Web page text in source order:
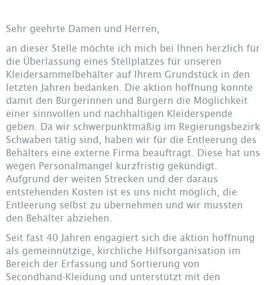
Sehr geehrte Damen und Herren,
an dieser Stelle möchte ich mich bei Ihnen herzlich für
die Überlassung eines Stellplatzes für unseren
Kleidersammelbehälter auf Ihrem Grundstück in den
letzten Jahren bedanken. Die aktion hoffnung konnte
damit den Bürgerinnen und Bürgern die Möglichkeit
einer sinnvollen und nachhaltigen Kleiderspende
geben. Da wir schwerpunktmäßig im Regierungsbezirk
Schwaben tätig sind, haben wir für die Entleerung des
Behälters eine externe Firma beauftragt. Diese hat uns
wegen Personalmangel kurzfristig gekündigt.
Aufgrund der weiten Strecken und der daraus
entstehenden Kosten ist es uns nicht möglich, die
Entleerung selbst zu übernehmen und wir mussten
den Behälter abziehen.
Seit fast 40 Jahren engagiert sich die aktion hoffnung
als gemeinnützige, kirchliche Hilfsorganisation im
Bereich der Erfassung und Sortierung von
Secondhand-Kleidung und unterstützt mit den